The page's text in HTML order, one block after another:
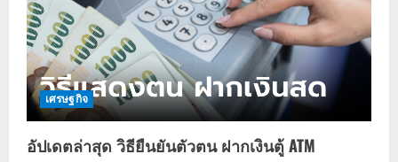
ดิจิทัล
10,000
บาท
เศรษฐกิจ
อัปเดตล่าสุด วิธียืนยันตัวตน ฝากเงินตู้ ATM